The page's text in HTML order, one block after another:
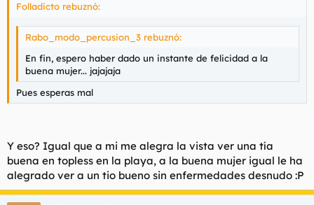
Folladicto rebuznó:
Rabo_modo_percusion_3 rebuznó:
En fin, espero haber dado un instante de felicidad a la
buena mujer... jajajaja
Pues esperas mal
Y eso? Igual que a mi me alegra la vista ver una tía
buena en topless en la playa, a la buena mujer igual le ha
alegrado ver a un tio bueno sin enfermedades desnudo :P